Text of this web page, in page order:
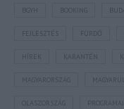
FEJLESZTÉS
KARANTÉN
MAGYARORSZÁG
OLASZORSZÁG